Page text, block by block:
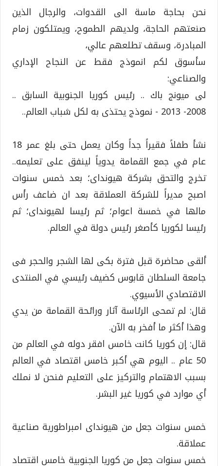
نحن بحاجة ماسة الى القدوات، والرجال الذين
صنعتهم الحاجة، ولديهم الطموح، ويمتلكون زمام
المبادرة، وسقف تطلعهم عالي،
سأسوق لكم انموذج فقط عن النجاح الإداري
والصناعي:
لى ميونج باك .. رئيس كوريا الجنوبية السابق ..
2008- 2013 - نموذج يحتذى به لكل شباب العالم..
نشأ طفلاً فقيراً جداً وكان يعمل حتى بلغ عمر 18
عام في جمع القمامة يدوياً لينفق على تعليمه..
تخرج والتحق بشركة هيونداى؛ بعد خمس سنوات
اصبح مديراً للشركة العملاقة بعد ان ضاعف رأس
مالها في خمسة اعوام؛ ثم رئيسا لهيونداى؛ ثم
رئيسا لكوريا كأصغر رئيس دولة في العالم.
ألقى محاضرة قبل فترة بكى لها الشجر والحجر فى
جامعة السلطان قابوس كضيف رئيسي في المنتدى
الاقتصادي الأسيوي.
قال: لم تمحى الرئاسة آثار ورائحة القمامة من يدي
وهذا أكثر ما أفخر به الآن.
قال: إن كوريا كانت خامس افقر دوله في العالم من
50 عام .. اليوم هي أكبر خامس اقتصاد في العالم
بسبب الاهتمام والتركيز على التعليم فنحن لا نملك
أي موارد في كوريا غير البشر.
خمس سنوات جعل من هيونداى امبراطورية صناعية
عملاقة.
خمس سنوات جعل من كوريا الجنوبية خامس اقتصاد